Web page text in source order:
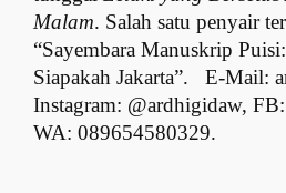
Malam. Salah satu penyair
“Sayembara Manuskrip Puisi:
Siapakah Jakarta”.
E-Mail:
Instagram: @ardhigidaw,
WA: 089654580329.